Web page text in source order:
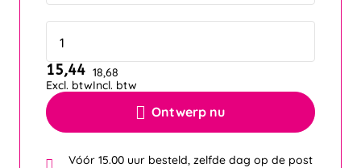
Ontwerp nu
15,44
Excl. btw
18,68
Incl. btw
Vóór 15.00 uur besteld, zelfde dag op de post